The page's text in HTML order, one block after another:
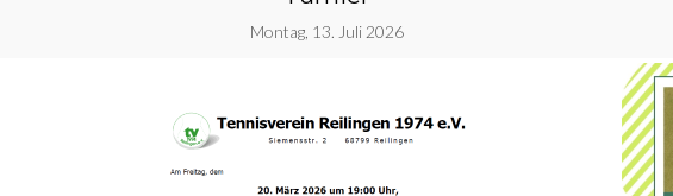
Montag, 13. Juli 2026